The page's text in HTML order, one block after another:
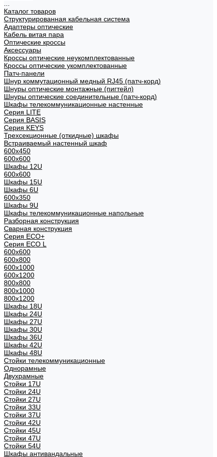
Каталог товаров
Структурированная кабельная система
Адаптеры оптические
Кабель витая пара
Оптические кроссы
Аксессуары
Кроссы оптические неукомплектованные
Кроссы оптические укомплектованные
Патч-панели
Шнур коммутационный медный RJ45 (патч-корд)
Шнуры оптические монтажные (пигтейл)
Шнуры оптические соединительные (патч-корд)
Шкафы телекоммуникационные настенные
Cерия LITE
Cерия BASIS
Cерия KEYS
Трехсекционные (откидные) шкафы
Встраиваемый настенный шкаф
600x450
600x600
Шкафы 12U
600x600
Шкафы 15U
Шкафы 6U
600x350
Шкафы 9U
Шкафы телекоммуникационные напольные
Разборная конструкция
Сварная конструкция
Серия ECO+
Серия ECO L
600x600
600x800
600х1000
600х1200
800x800
800х1000
800х1200
Шкафы 18U
Шкафы 24U
Шкафы 27U
Шкафы 30U
Шкафы 36U
Шкафы 42U
Шкафы 48U
Стойки телекоммуникационные
Однорамные
Двухрамные
Стойки 17U
Стойки 24U
Стойки 27U
Стойки 33U
Стойки 37U
Стойки 42U
Стойки 45U
Стойки 47U
Стойки 54U
Шкафы антивандальные